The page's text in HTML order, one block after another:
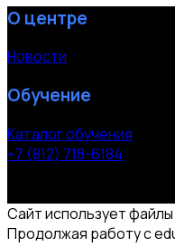
О центре
Новости
Обучение
Каталог обучения
+7 (812) 718-6184
Сайт использует
Продолжая работу с